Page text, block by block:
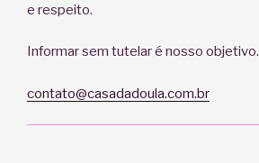
e respeito.
Informar sem tutelar é nosso objetivo.
contato@casadadoula.com.br